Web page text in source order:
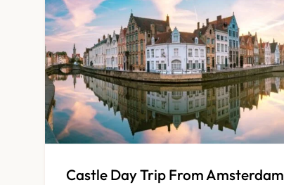
Castle Day Trip From Amsterdam